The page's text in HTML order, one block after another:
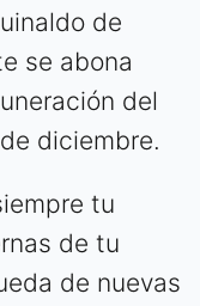
de
se abona
del
diciembre.
tu
de tu
de nuevas